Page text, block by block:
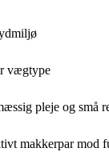
vægtype
pleje og små
makkerpar mod